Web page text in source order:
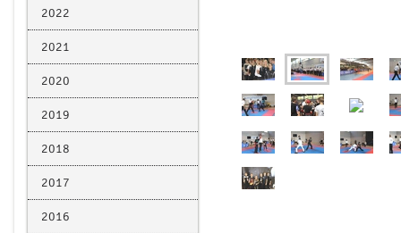
2022
2021
2020
2019
2018
2017
2016